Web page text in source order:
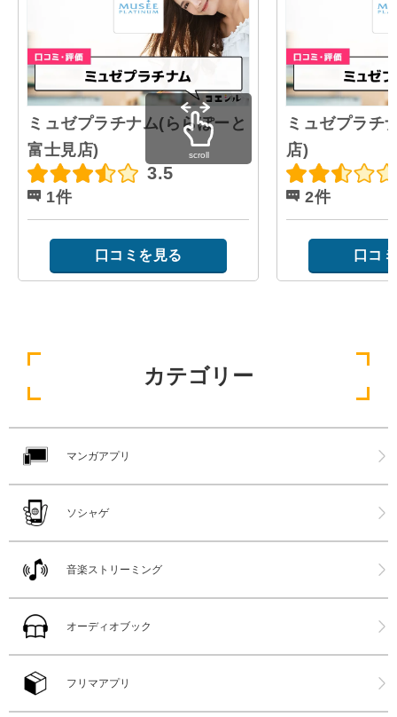
ミュゼプラチナム(ららぽーと
富士見店)
3.5
1件
口コミを見る
ミュゼプラチ
店)
2件
口コ
scroll
カテゴリー
マンガアプリ
ソシャゲ
音楽ストリーミング
オーディオブック
フリマアプリ